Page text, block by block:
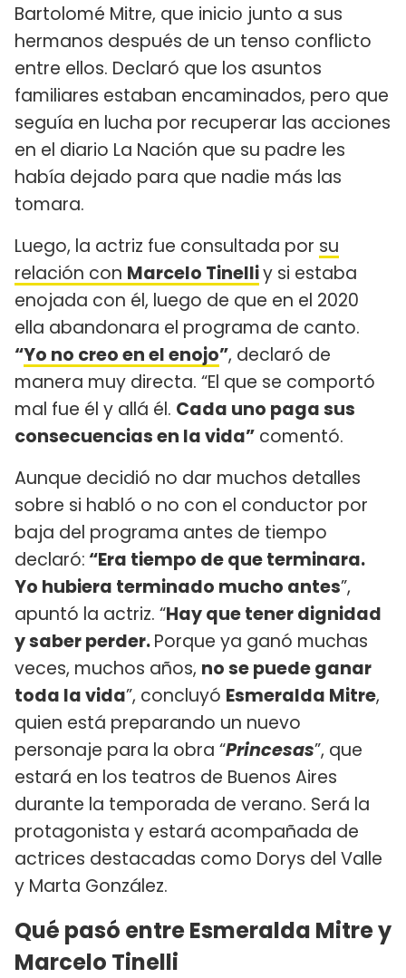
Bartolomé Mitre, que inicio junto a sus
hermanos después de un tenso conflicto
entre ellos. Declaró que los asuntos
familiares estaban encaminados, pero que
seguía en lucha por recuperar las acciones
en el diario La Nación que su padre les
había dejado para que nadie más las
tomara.
Luego, la actriz fue consultada por su
relación con Marcelo Tinelliy si estaba
enojada con él, luego de que en el 2020
ella abandonara el programa de canto.
“Yo no creo en el enojo”, declaró de
manera muy directa. “El que se comportó
mal fue él y allá él. Cada uno paga sus
consecuencias en la vida” comentó.
Aunque decidió no dar muchos detalles
sobre si habló o no con el conductor por
baja del programa antes de tiempo
declaró: “Era tiempo de que terminara.
Yo hubiera terminado mucho antes”,
apuntó la actriz. “Hay que tener dignidad
y saber perder.Porque ya ganó muchas
veces, muchos años, no se puede ganar
toda la vida”, concluyó Esmeralda Mitre,
quien está preparando un nuevo
personaje para la obra “Princesas”, que
estará en los teatros de Buenos Aires
durante la temporada de verano. Será la
protagonista y estará acompañada de
actrices destacadas como Dorys del Valle
y Marta González.
Qué pasó entre Esmeralda Mitre y
Marcelo Tinelli